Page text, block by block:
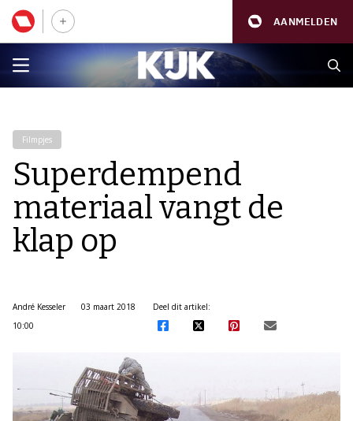
AANMELDEN
Filmpjes
Superdempend
materiaal vangt de
klap op
André Kesseler
03 maart 2018
10:00
Deel dit artikel: